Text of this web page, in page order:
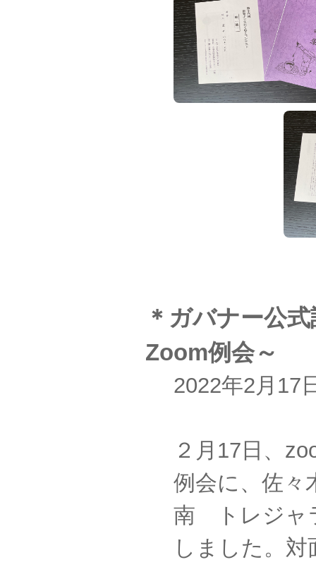
＊ガバナー公
Zoom例会～
2022年2月17
２月17日、
例会に、佐々
南 トレジャ
しました。